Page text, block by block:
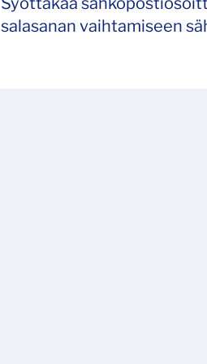
salasanan vaihtamiseen